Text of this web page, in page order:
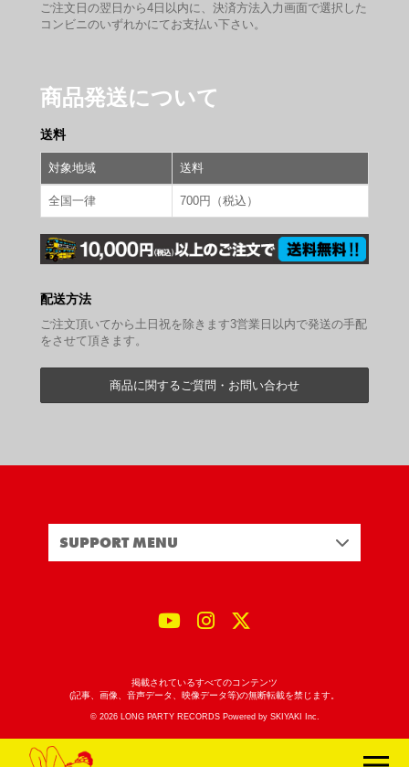
ご注文日の翌日から4日以内に、決済方法入力画面で選択した
コンビニのいずれかにてお支払い下さい。
商品発送について
送料
対象地域 送料
全国一律 700円（税込）
配送方法
ご注文頂いてから土日祝を除きます3営業日以内で発送の手配
をさせて頂きます。
商品に関するご質問・お問い合わせ
SUPPORT MENU
掲載されているすべてのコンテンツ
(記事、画像、音声データ、映像データ等)の無断転載を禁じます。
© 2026 LONG PARTY RECORDS Powered by SKIYAKI Inc.